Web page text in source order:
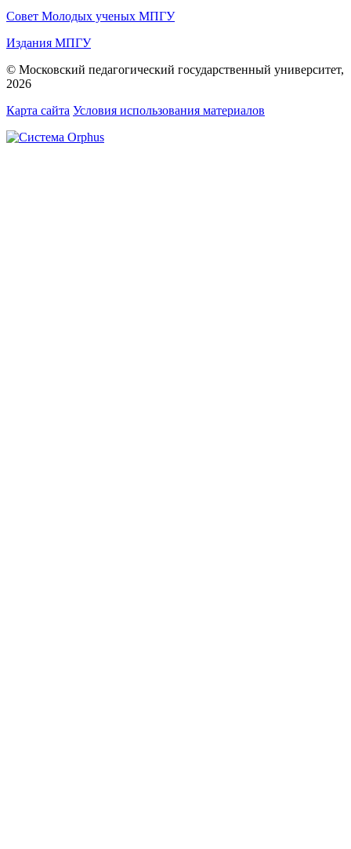
Совет Молодых ученых МПГУ
Издания МПГУ
© Московский педагогический государственный университет,
2026
Карта сайта Условия использования материалов